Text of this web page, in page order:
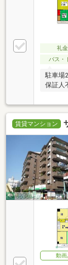
礼
バス・
駐車場
保証人
賃貸マンション
動画